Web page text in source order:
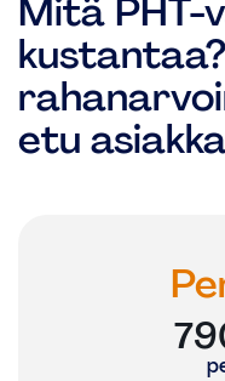
Mitä PHT-
etu